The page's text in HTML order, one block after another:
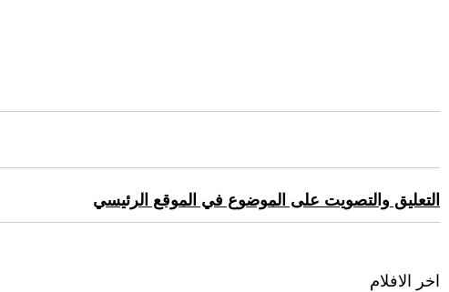
التعليق والتصويت على الموضوع في الموقع الرئيسي
اخر الافلام